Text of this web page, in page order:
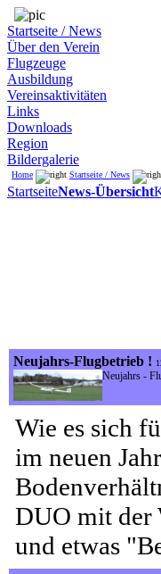
Startseite / News
Über den Verein
Flugzeuge
Ausbildung
Vereinsaktivitäten
Links
Downloads
Region
Bildergalerie
Home Startseite / News
StartseiteNews-Übersicht
Neujahrs-Flugbetrieb !
Neujahrs -
Wie es sich
im neuen
DUO mit der
und etwas